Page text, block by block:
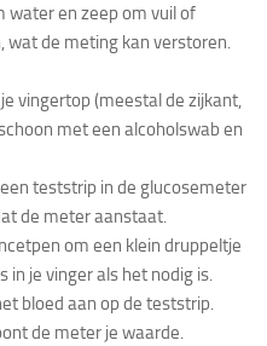
water en zeep om vuil of
wat de meting kan verstoren.
je vingertop (meestal de zijkant,
met een alcoholswab en
teststrip in de glucosemeter
de meter aanstaat.
om een klein druppeltje
in je vinger als het nodig is.
bloed aan op de teststrip.
de meter je waarde.